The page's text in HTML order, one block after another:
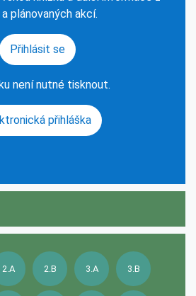
plánovaných akcí.
Přihlásit se
není nutné tisknout.
přihláška
2.A 2.B 3.A 3.B